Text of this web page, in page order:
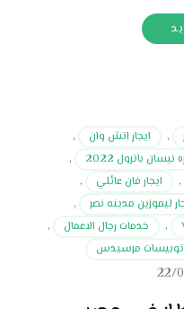
, ايجار اتش وان
,
باترول 2022
,
, ايجار فان عائلي
,
ليموزين مدينه نصر
,
, خدمات رجال الاعمال
,
مرسيدس
22/